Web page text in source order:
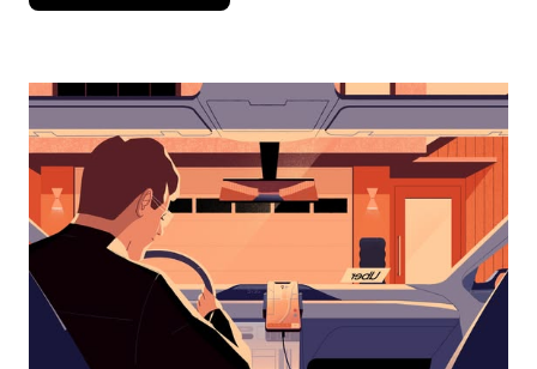
la
bas
interagir
avec
calendrier
et
sélectionner
une
date.
Appuyez